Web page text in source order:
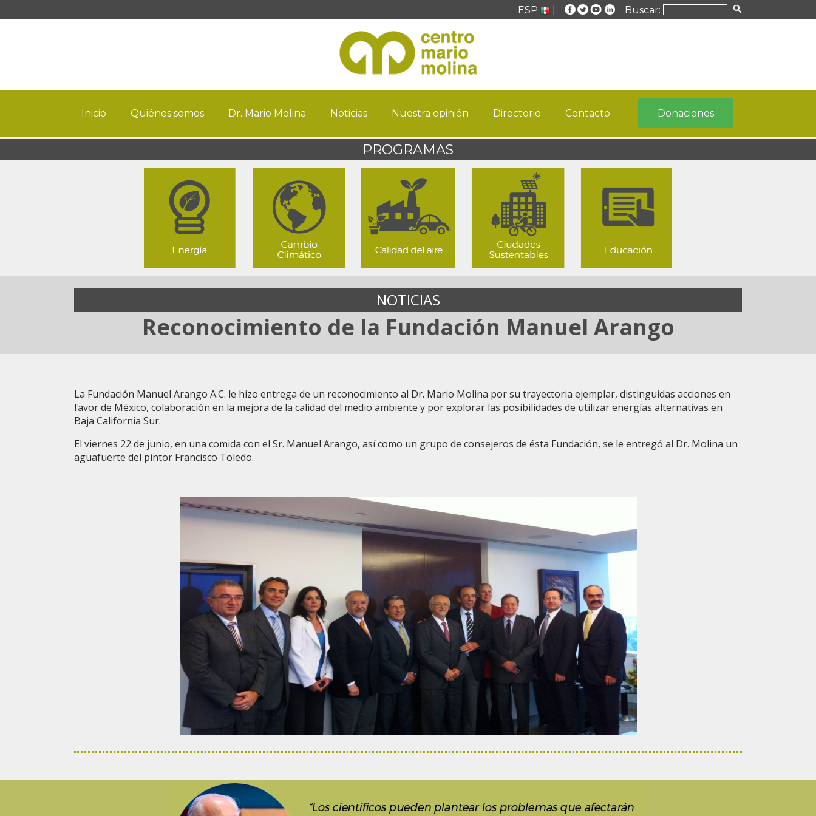
ESP Buscar:
Inicio Quiénes somos Dr. Mario Molina Noticias Nuestra opinión Directorio Contacto Donaciones
PROGRAMAS
NOTICIAS
Reconocimiento de la Fundación Manuel Arango
La Fundación Manuel Arango A.C. le hizo entrega de un reconocimiento al Dr. Mario Molina por su trayectoria ejemplar, distinguidas acciones en
favor de México, colaboración en la mejora de la calidad del medio ambiente y por explorar las posibilidades de utilizar energías alternativas en
Baja California Sur.
El viernes 22 de junio, en una comida con el Sr. Manuel Arango, así como un grupo de consejeros de ésta Fundación, se le entregó al Dr. Molina un
aguafuerte del pintor Francisco Toledo.